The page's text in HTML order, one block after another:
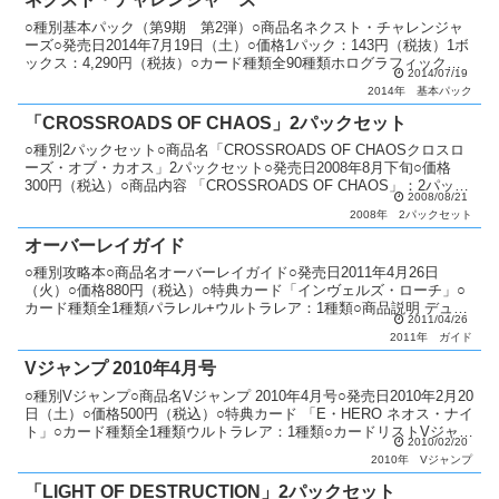
○種別基本パック（第9期 第2弾）○商品名ネクスト・チャレンジャ
ーズ○発売日2014年7月19日（土）○価格1パック：143円（税抜）1ボ
ックス：4,290円（税抜）○カード種類全90種類ホログラフィックレ
2014/07/19
2014年
基本パック
「CROSSROADS OF CHAOS」2パックセット
○種別2パックセット○商品名「CROSSROADS OF CHAOSクロスロ
ーズ・オブ・カオス」2パックセット○発売日2008年8月下旬○価格
300円（税込）○商品内容 「CROSSROADS OF CHAOS」：2パック
2008/08/21
2008年
2パックセット
オーバーレイガイド
○種別攻略本○商品名オーバーレイガイド○発売日2011年4月26日
（火）○価格880円（税込）○特典カード「インヴェルズ・ローチ」○
カード種類全1種類パラレル+ウルトラレア：1種類○商品説明 デュエ
2011/04/26
2011年
ガイド
Vジャンプ 2010年4月号
○種別Vジャンプ○商品名Vジャンプ 2010年4月号○発売日2010年2月20
日（土）○価格500円（税込）○特典カード 「E・HERO ネオス・ナイ
ト」○カード種類全1種類ウルトラレア：1種類○カードリストVジャン
2010/02/20
2010年
Vジャンプ
「LIGHT OF DESTRUCTION」2パックセット